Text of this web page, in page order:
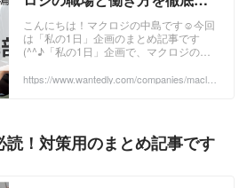
剖✨ | マクロジ社員の1日
こんにちは！マクロジの中島です☺今回
は「私の1日」企画のまとめ記事です
(^^♪「私の1日」企画で、マクロジの各
実際の業務内容や働く姿をリアルに紹介
https://www.wantedly.com/companies/maclog
！対策用のまとめ記事です